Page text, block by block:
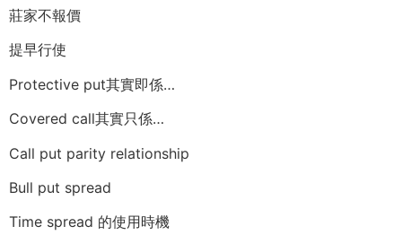
莊家不報價
提早行使
Protective put其實即係…
Covered call其實只係…
Call put parity relationship
Bull put spread
Time spread 的使用時機